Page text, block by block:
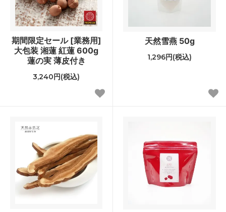
期間限定セール [業務用]
大包装 湘蓮 紅蓮 600g
蓮の実 薄皮付き
3,240円(税込)
天然雪燕 50g
1,296円(税込)